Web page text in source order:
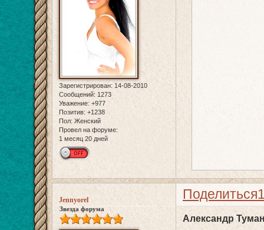
Зарегистрирован: 14-08-2010
Сообщений: 1273
Уважение: +977
Позитив: +1238
Пол: Женский
Провел на форуме:
1 месяц 20 дней
Поделиться
Jennyorel
Звезда форума
Александр